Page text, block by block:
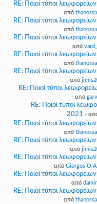
RE: Ποιοί τύποι
από
RE: Ποιοί τύποι
από
RE: Ποιοί τύποι
από
RE: Ποιοί τύποι
από
RE: Ποιοί τύποι
από
RE: Ποιοί τύποι
- από
RE: Ποιοί τύποι
2021 -
RE: Ποιοί τύποι
από
RE: Ποιοί τύποι
από
RE: Ποιοί τύποι
από Giorgos
RE: Ποιοί τύποι
από
RE: Ποιοί τύποι
από